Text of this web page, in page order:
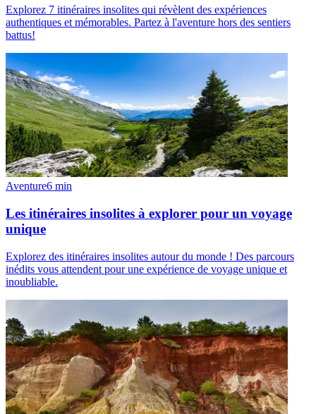
Explorez 7 itinéraires insolites qui révèlent des expériences
authentiques et mémorables. Partez à l'aventure hors des sentiers
battus!
Aventure6 min
Les itinéraires insolites à explorer pour un voyage
unique
Explorez des itinéraires insolites autour du monde ! Des parcours
inédits vous attendent pour une expérience de voyage unique et
inoubliable.